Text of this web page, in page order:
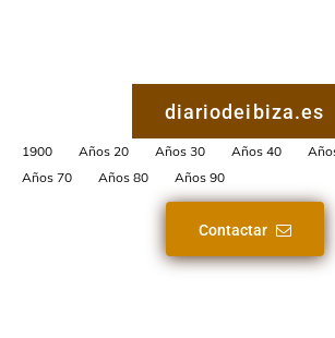
diariodeibiza.es
1900 Años 20 Años 30 Años 40
Años 70
Años 80 Años 90
Contactar